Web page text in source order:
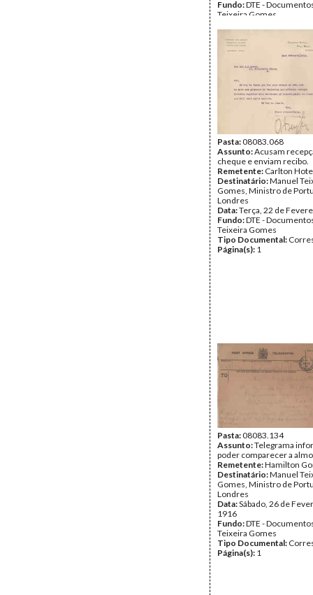
Fundo:DTE -
Teixeira Gomes
Pasta:08083.068
Assunto:Acusam
cheque e enviam recibo.
Remetente: Carlton
Destinatário:Manuel
Gomes, Ministro de
Londres
Data:Terça, 22 de
Fundo:DTE -
Teixeira Gomes
Tipo Documental:
Página(s): 1
Pasta:08083.134
Assunto:Telegrama
poder comparecer a
Remetente:Hamilton
Destinatário:Manuel
Gomes, Ministro de
Londres
Data:Sábado, 26 de
1916
Fundo:DTE -
Teixeira Gomes
Tipo Documental:
Página(s): 1